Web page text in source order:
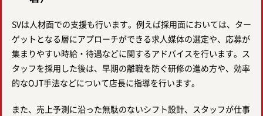
SVは人材面での支援も行います。例えば採用面においては、ター
ゲットとなる層にアプローチができる求人媒体の選定や、応募が
集まりやすい時給・待遇などに関するアドバイスを行います。ス
タッフを採用した後は、早期の離職を防ぐ研修の進め方や、効率
的なOJT手法などについて店長に指導を行います。
また、売上予測に沿った無駄のないシフト設計、スタッフが仕事